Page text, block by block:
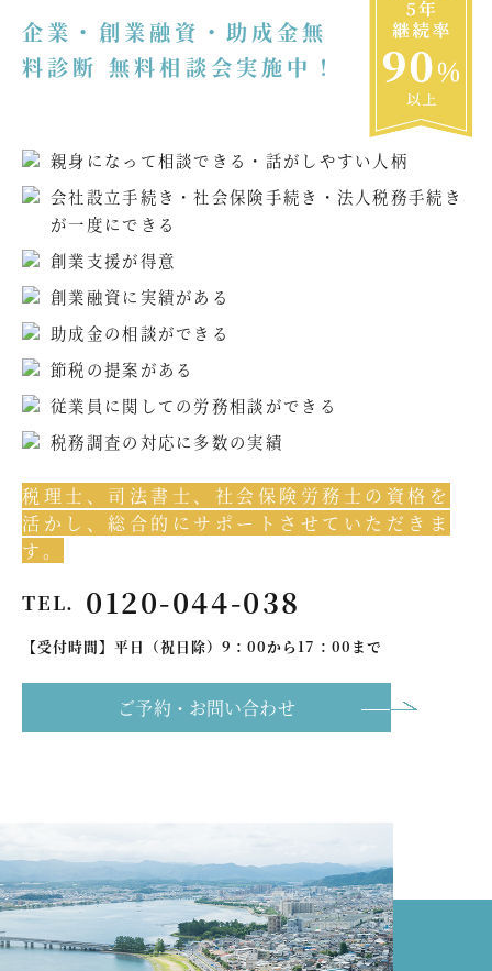
企業・創業融資・助成金無
料診断 無料相談会実施中！
親身になって相談できる・話がしやすい人柄
会社設立手続き・社会保険手続き・法人税務手続き
が一度にできる
創業支援が得意
創業融資に実績がある
助成金の相談ができる
節税の提案がある
従業員に関しての労務相談ができる
税務調査の対応に多数の実績
税理士、司法書士、社会保険労務士の資格を
活かし、総合的にサポートさせていただきま
す。
TEL. 0120-044-038
【受付時間】平日（祝日除）9：00から17：00まで
ご予約・お問い合わせ